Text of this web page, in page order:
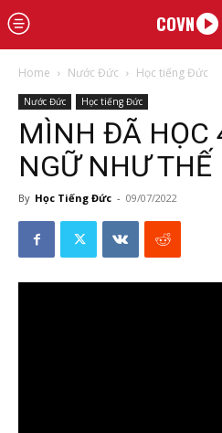
COVN
Home Nước Đức Học tiếng Đức
Nước Đức Học tiếng Đức
MÌNH ĐÃ HỌC
NGỮ NHƯ THẾ
By Học Tiếng Đức - 09/07/2022